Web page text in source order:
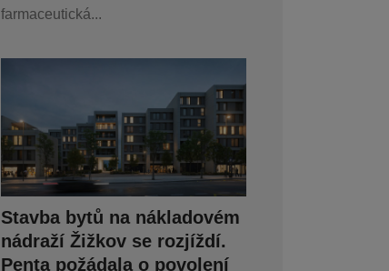
farmaceutická...
Stavba bytů na nákladovém
nádraží Žižkov se rozjíždí.
Penta požádala o povolení